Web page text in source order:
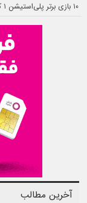
۱۰ بازی برتر پلی‌استیشن ۱ که در تاریخ ماندگار شدند
آخرین مطالب